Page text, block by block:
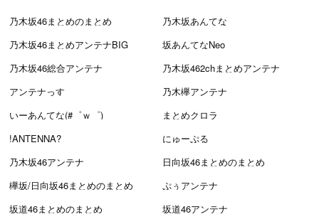
乃木坂46まとめのまとめ
乃木坂あんてな
乃木坂46まとめアンテナBIG
坂あんてなNeo
乃木坂46総合アンテナ
乃木坂462chまとめアンテナ
アンテナっす
乃木欅アンテナ
いーあんてな(#゜ｗ゜)
まとめクロラ
!ANTENNA?
にゅーぷる
乃木坂46アンテナ
日向坂46まとめのまとめ
欅坂/日向坂46まとめのまとめ
ぷぅアンテナ
坂道46まとめのまとめ
坂道46アンテナ